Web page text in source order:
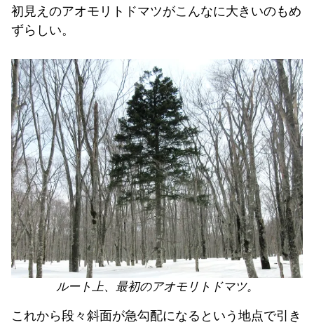
初見えのアオモリトドマツがこんなに大きいのもめ
ずらしい。
ルート上、最初のアオモリトドマツ。
これから段々斜面が急勾配になるという地点で引き